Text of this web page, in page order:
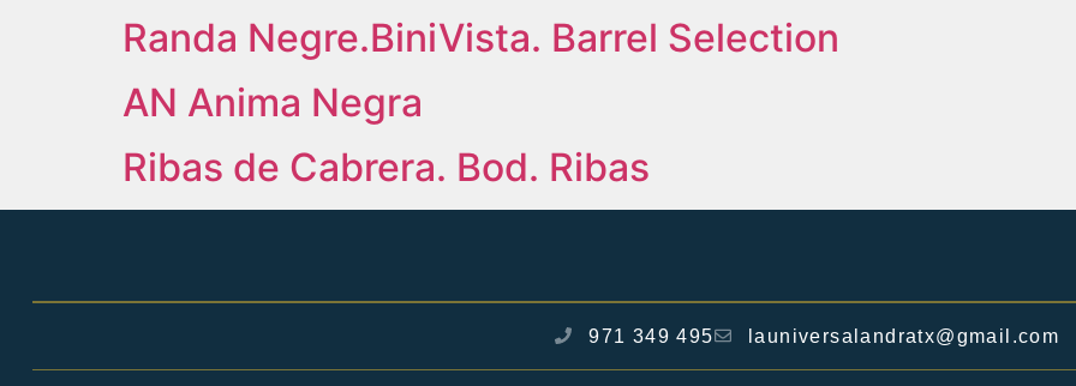
Randa Negre.BiniVista. Barrel Selection
AN Anima Negra
Ribas de Cabrera. Bod. Ribas
971 349 495 launiversalandratx@gmail.com